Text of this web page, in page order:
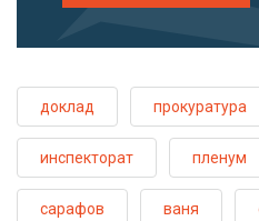
доклад прокуратура
инспекторат пленум
сарафов ваня